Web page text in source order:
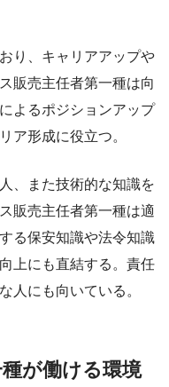
り、キャリアアップや
販売主任者第一種は向
よるポジションアップ
ア形成に役立つ。
、また技術的な知識を
販売主任者第一種は適
る保安知識や法令知識
上にも直結する。責任
人にも向いている。
が働ける環境